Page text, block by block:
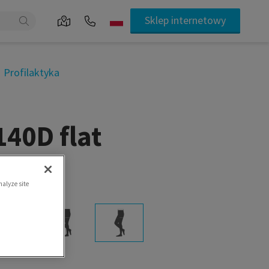
Sklep internetowy
Profilaktyka
flat
site